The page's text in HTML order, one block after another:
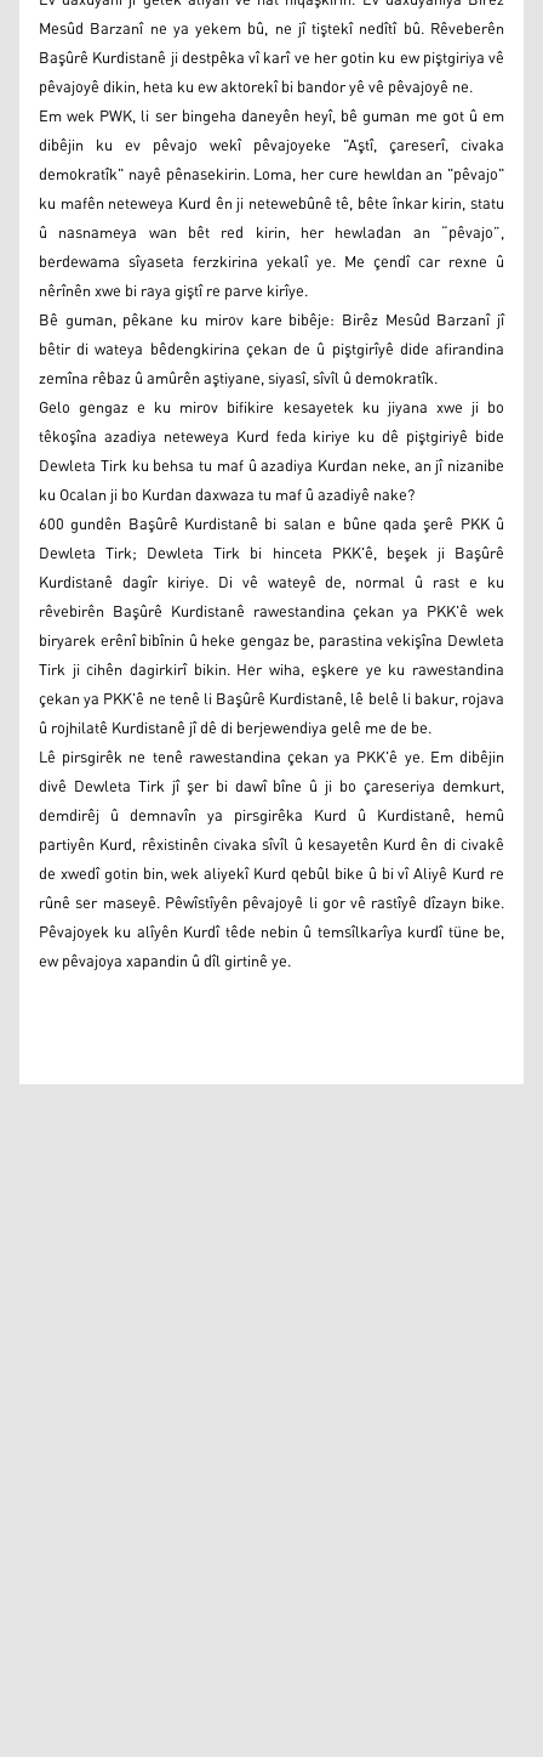
Mesûd Barzanî ne ya yekem bû, ne jî tiştekî nedîtî bû. Rêveberên
Başûrê Kurdistanê ji destpêka vî karî ve her gotin ku ew piştgiriya vê
pêvajoyê dikin, heta ku ew aktorekî bi bandor yê vê pêvajoyê ne.
Em wek PWK, li ser bingeha daneyên heyî, bê guman me got û em
dibêjin ku ev pêvajo wekî pêvajoyeke "Aştî, çareserî, civaka
demokratîk" nayê pênasekirin. Loma, her cure hewldan an "pêvajo"
ku mafên neteweya Kurd ên ji netewebûnê tê, bête înkar kirin, statu
û nasnameya wan bêt red kirin, her hewladan an “pêvajo”,
berdewama sîyaseta ferzkirina yekalî ye. Me çendî car rexne û
nêrînên xwe bi raya giştî re parve kirîye.
Bê guman, pêkane ku mirov kare bibêje: Birêz Mesûd Barzanî jî
bêtir di wateya bêdengkirina çekan de û piştgirîyê dide afirandina
zemîna rêbaz û amûrên aştiyane, siyasî, sîvîl û demokratîk.
Gelo gengaz e ku mirov bifikire kesayetek ku jiyana xwe ji bo
têkoşîna azadiya neteweya Kurd feda kiriye ku dê piştgiriyê bide
Dewleta Tirk ku behsa tu maf û azadiya Kurdan neke, an jî nizanibe
ku Ocalan ji bo Kurdan daxwaza tu maf û azadiyê nake?
600 gundên Başûrê Kurdistanê bi salan e bûne qada şerê PKK û
Dewleta Tirk; Dewleta Tirk bi hinceta PKK'ê, beşek ji Başûrê
Kurdistanê dagîr kiriye. Di vê wateyê de, normal û rast e ku
rêvebirên Başûrê Kurdistanê rawestandina çekan ya PKK'ê wek
biryarek erênî bibînin û heke gengaz be, parastina vekişîna Dewleta
Tirk ji cihên dagirkirî bikin. Her wiha, eşkere ye ku rawestandina
çekan ya PKK'ê ne tenê li Başûrê Kurdistanê, lê belê li bakur, rojava
û rojhilatê Kurdistanê jî dê di berjewendiya gelê me de be.
Lê pirsgirêk ne tenê rawestandina çekan ya PKK'ê ye. Em dibêjin
divê Dewleta Tirk jî şer bi dawî bîne û ji bo çareseriya demkurt,
demdirêj û demnavîn ya pirsgirêka Kurd û Kurdistanê, hemû
partiyên Kurd, rêxistinên civaka sîvîl û kesayetên Kurd ên di civakê
de xwedî gotin bin, wek aliyekî Kurd qebûl bike û bi vî Aliyê Kurd re
rûnê ser maseyê. Pêwîstîyên pêvajoyê li gor vê rastîyê dîzayn bike.
Pêvajoyek ku alîyên Kurdî têde nebin û temsîlkarîya kurdî tüne be,
ew pêvajoya xapandin û dîl girtinê ye.